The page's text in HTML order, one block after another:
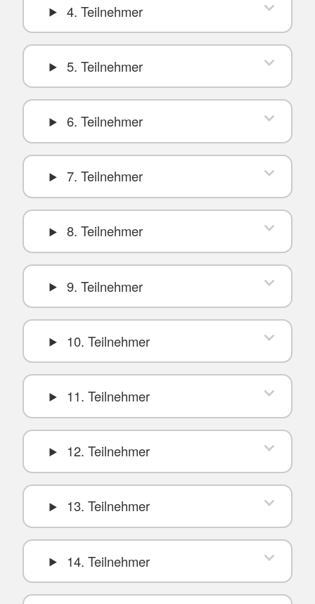
4. Teilnehmer
5. Teilnehmer
6. Teilnehmer
7. Teilnehmer
8. Teilnehmer
9. Teilnehmer
10. Teilnehmer
11. Teilnehmer
12. Teilnehmer
13. Teilnehmer
14. Teilnehmer